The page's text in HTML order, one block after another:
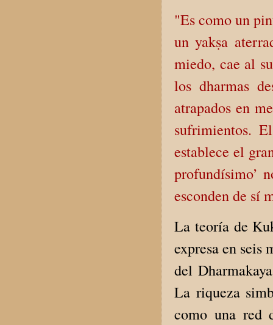
"Es como un
un yakṣa
miedo, cae al
los dharmas
atrapados en
sufrimientos.
establece el
profundísimo’
esconden de sí
La teoría de
expresa en seis
del
La riqueza
como una red